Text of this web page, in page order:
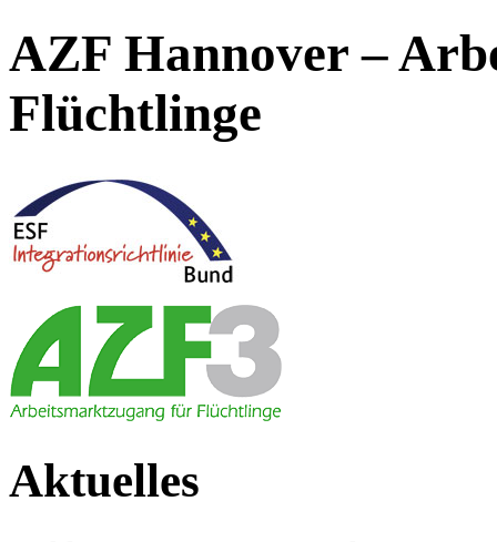
AZF Hannover –
Flüchtlinge
Aktuelles